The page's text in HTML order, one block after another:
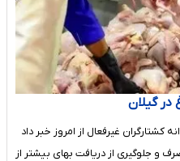
در گیلان
غیرفعال از امروز خبر داد
و جلوگیری از دریافت بهای بیشتر از